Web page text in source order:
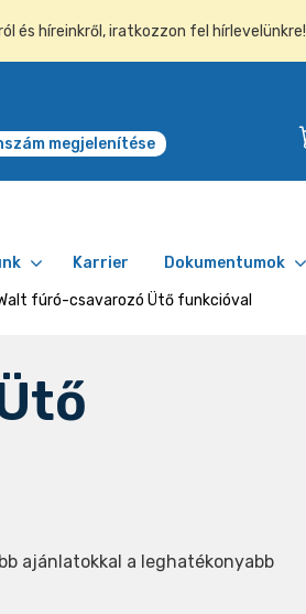
és híreinkről, iratkozzon fel hírlevelünkre!
megjelenítése
Karrier Dokumentumok
fúró-csavarozó Ütő funkcióval
ajánlatokkal a leghatékonyabb